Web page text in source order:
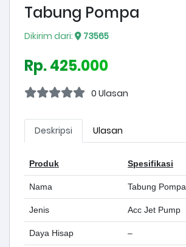
Tabung Pompa
Dikirim dari: 73565
Rp. 425.000
0 Ulasan
Deskripsi Ulasan
Produk Spesifikasi
Nama Tabung Pompa
Jenis Acc Jet Pump
Daya Hisap –